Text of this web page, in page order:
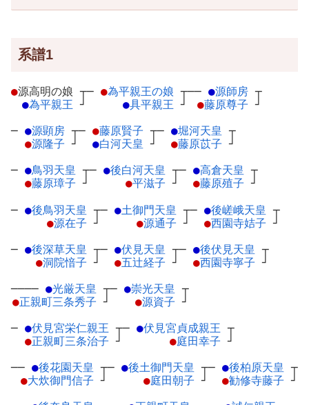
系譜1
●源高明の娘 ┬
●為平親王 ┘
─ ●為平親王の娘 ┬
●具平親王 ┘
── ●源師房 ┬
●藤原尊子 ┘
─ ●源顕房 ┬
●源隆子 ┘
─ ●藤原賢子 ┬
●白河天皇 ┘
─ ●堀河天皇 ┬
●藤原苡子 ┘
─ ●鳥羽天皇 ┬
●藤原璋子 ┘
─ ●後白河天皇 ┬
●平滋子 ┘
─ ●高倉天皇 ┬
●藤原殖子 ┘
─ ●後鳥羽天皇 ┬
●源在子 ┘
─ ●土御門天皇 ┬
●源通子 ┘
─ ●後嵯峨天皇 ┬
●西園寺姞子 ┘
─ ●後深草天皇 ┬
●洞院愔子 ┘
─ ●伏見天皇 ┬
●五辻経子 ┘
─ ●後伏見天皇 ┬
●西園寺寧子 ┘
──── ●光厳天皇 ┬
●正親町三条秀子 ┘
─ ●崇光天皇 ┬
●源資子 ┘
─ ●伏見宮栄仁親王 ┬
●正親町三条治子 ┘
─ ●伏見宮貞成親王 ┬
●庭田幸子 ┘
── ●後花園天皇 ┬
●大炊御門信子 ┘
─ ●後土御門天皇 ┬
●庭田朝子 ┘
─ ●後柏原天皇 ┬
●勧修寺藤子 ┘